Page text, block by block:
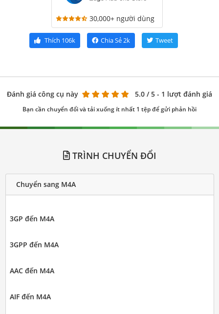
30,000+ người dùng
Thích 106k Chia Sẻ2k Tweet
Đánh giá công cụ này 5.0 / 5 - 1 lượt đánh giá
Bạn cần chuyển đổi và tải xuống ít nhất 1 tệp để gửi phản hồi
TRÌNH CHUYỂN ĐỔI
Chuyển sang M4A
3GP đến M4A
3GPP đến M4A
AAC đến M4A
AIF đến M4A